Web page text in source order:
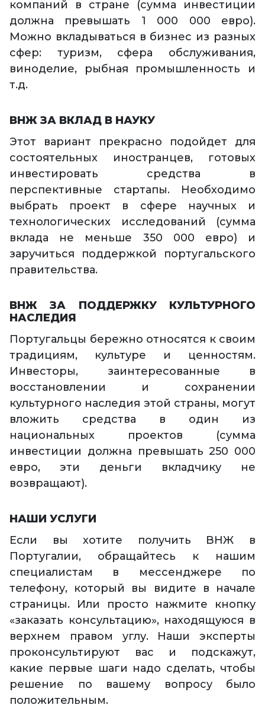
компаний в стране (сумма инвестиции
должна превышать 1 000 000 евро).
Можно вкладываться в бизнес из разных
сфер: туризм, сфера обслуживания,
виноделие, рыбная промышленность и
т.д.
ВНЖ ЗА ВКЛАД В НАУКУ
Этот вариант прекрасно подойдет для
состоятельных иностранцев, готовых
инвестировать средства в
перспективные стартапы. Необходимо
выбрать проект в сфере научных и
технологических исследований (сумма
вклада не меньше 350 000 евро) и
заручиться поддержкой португальского
правительства.
ВНЖ ЗА ПОДДЕРЖКУ КУЛЬТУРНОГО
НАСЛЕДИЯ
Португальцы бережно относятся к своим
традициям, культуре и ценностям.
Инвесторы, заинтересованные в
восстановлении и сохранении
культурного наследия этой страны, могут
вложить средства в один из
национальных проектов (сумма
инвестиции должна превышать 250 000
евро, эти деньги вкладчику не
возвращают).
НАШИ УСЛУГИ
Если вы хотите получить ВНЖ в
Португалии, обращайтесь к нашим
специалистам в мессенджере по
телефону, который вы видите в начале
страницы. Или просто нажмите кнопку
«заказать консультацию», находящуюся в
верхнем правом углу. Наши эксперты
проконсультируют вас и подскажут,
какие первые шаги надо сделать, чтобы
решение по вашему вопросу было
положительным.